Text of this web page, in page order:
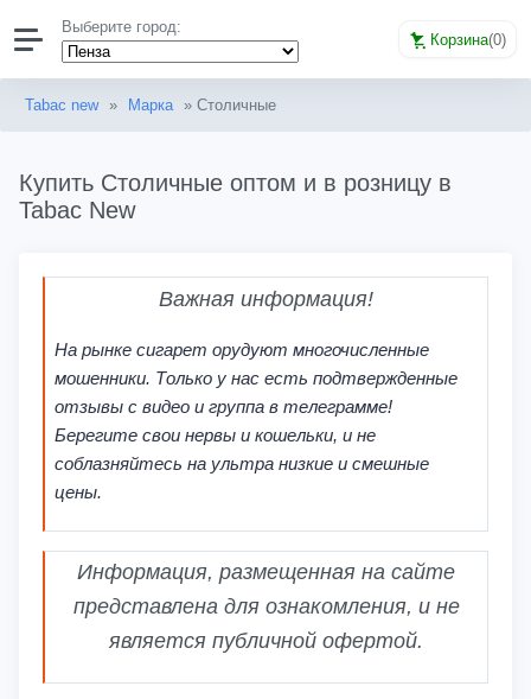
Выберите город:
Корзина(0)
Tabac new » Марка » Столичные
Купить Столичные оптом и в розницу в
Tabac New
Важная информация!
На рынке сигарет орудуют многочисленные
мошенники. Только у нас есть подтвержденные
отзывы с видео и группа в телеграмме!
Берегите свои нервы и кошельки, и не
соблазняйтесь на ультра низкие и смешные
цены.
Информация, размещенная на сайте
представлена для ознакомления, и не
является публичной офертой.